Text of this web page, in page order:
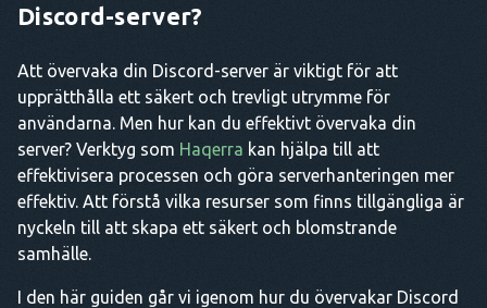
Discord-server?
Att övervaka din Discord-server är viktigt för att
upprätthålla ett säkert och trevligt utrymme för
användarna. Men hur kan du effektivt övervaka din
server? Verktyg som Haqerra kan hjälpa till att
effektivisera processen och göra serverhanteringen mer
effektiv. Att förstå vilka resurser som finns tillgängliga är
nyckeln till att skapa ett säkert och blomstrande
samhälle.
I den här guiden går vi igenom hur du övervakar Discord